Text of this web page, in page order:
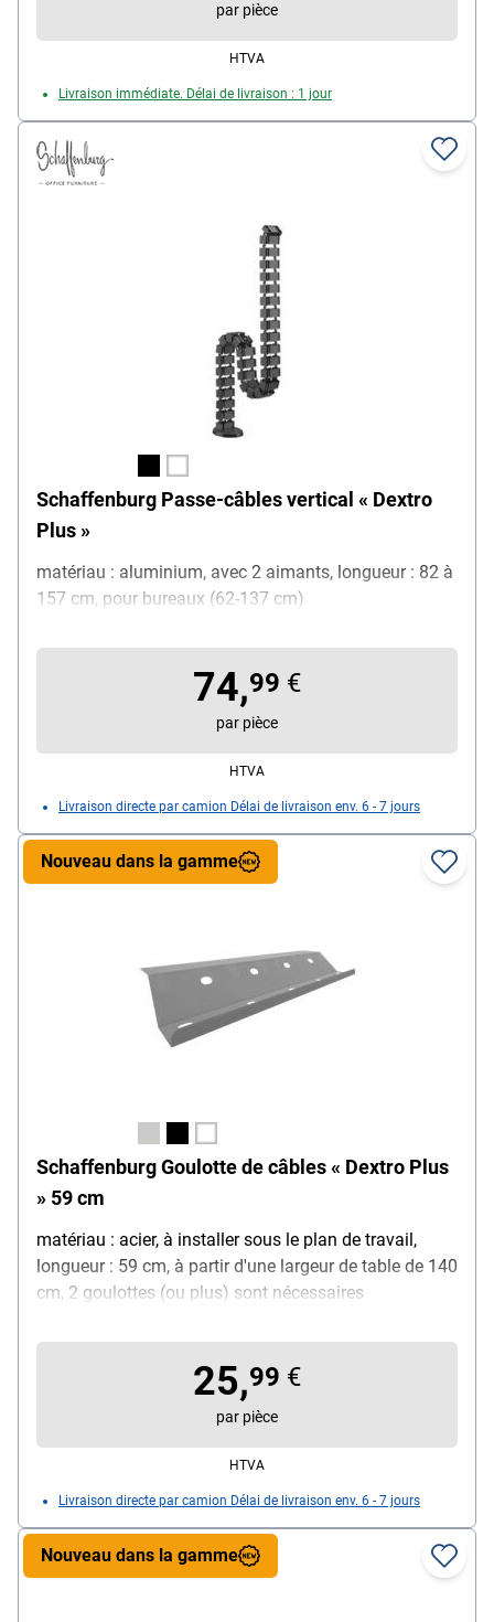
par pièce
HTVA
Livraison immédiate. Délai de livraison : 1 jour
Schaffenburg Passe-câbles vertical « Dextro
Plus »
matériau : aluminium, avec 2 aimants, longueur : 82 à
157 cm, pour bureaux (62-137 cm)
74,99 €
par pièce
HTVA
Livraison directe par camion Délai de livraison env. 6 - 7 jours
Schaffenburg Goulotte de câbles « Dextro Plus
» 59 cm
matériau : acier, à installer sous le plan de travail,
longueur : 59 cm, à partir d'une largeur de table de 140
cm, 2 goulottes (ou plus) sont nécessaires
Nouveau dans la gamme
25,99 €
par pièce
HTVA
Livraison directe par camion Délai de livraison env. 6 - 7 jours
Nouveau dans la gamme